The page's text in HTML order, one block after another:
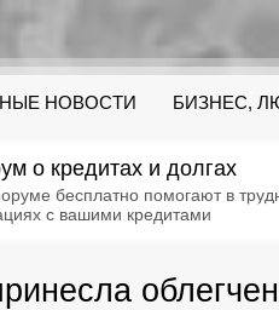
НОВОСТИ БИЗНЕС,
о кредитах и долгах
бесплатно помогают в
с вашими кредитами